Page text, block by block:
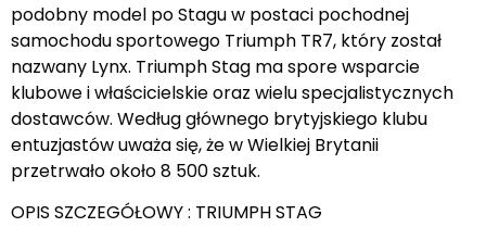
podobny model po Stagu w postaci pochodnej
samochodu sportowego Triumph TR7, który został
nazwany Lynx. Triumph Stag ma spore wsparcie
klubowe i właścicielskie oraz wielu specjalistycznych
dostawców. Według głównego brytyjskiego klubu
entuzjastów uważa się, że w Wielkiej Brytanii
przetrwało około 8 500 sztuk.
OPIS SZCZEGÓŁOWY : TRIUMPH STAG